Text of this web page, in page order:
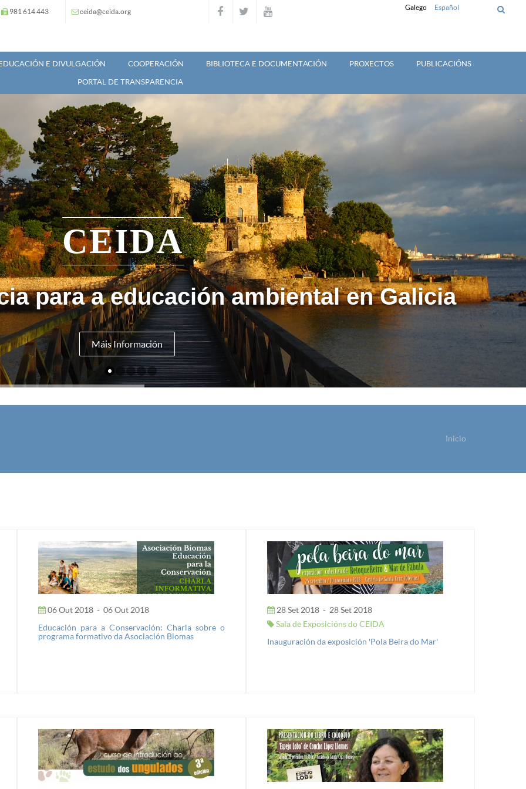
981 614 443 ceida@ceida.org Galego Español
E DIVULGACIÓN COOPERACIÓN BIBLIOTECA E DOCUMENTACIÓN PROXECTOS
PUBLICACIÓNS
PORTAL DE TRANSPARENCIA
para a educación ambiental en Galicia
Máis Información
CEIDA
Inicio
06 Out 2018 - 06 Out 2018
Educación para a Conservación: Charla sobre o
programa formativo da Asociación Biomas
28 Set 2018 - 28 Set 2018
Sala de Exposicións do CEIDA
Inauguración da exposición 'Pola Beira do Mar'